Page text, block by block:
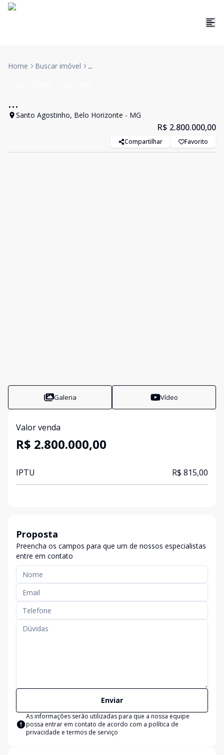
Home Buscar imóvel ...
...
Santo Agostinho, Belo Horizonte - MG
R$ 2.800.000,00
Compartilhar Favorito
Galeria Vídeo
Valor venda
R$ 2.800.000,00
IPTU R$ 815,00
Proposta
Preencha os campos para que um de nossos especialistas
entre em contato
Enviar
As informações serão utilizadas para que a nossa equipe
possa entrar em contato de acordo com a política de
privacidade e termos de serviço